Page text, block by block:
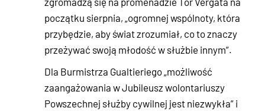
początku sierpnia, „ogromnej wspólnoty, która
przybędzie, aby świat zrozumiał, co to znaczy
przeżywać swoją młodość w służbie innym”.
Dla Burmistrza Gualtieriego „możliwość
zaangażowania w Jubileusz wolontariuszy
Powszechnej służby cywilnej jest niezwykła” i